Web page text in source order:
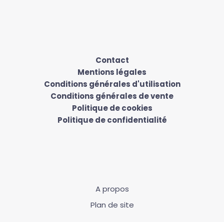
Contact
Mentions légales
Conditions générales d'utilisation
Conditions générales de vente
Politique de cookies
Politique de confidentialité
A propos
Plan de site